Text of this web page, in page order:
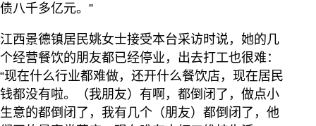
债八千多亿元。”
江西景德镇居民姚女士接受本台采访时说，她的几
个经营餐饮的朋友都已经停业，出去打工也很难：
“现在什么行业都难做，还开什么餐饮店，现在居民
钱都没有啦。（我朋友）有啊，都倒闭了，做点小
生意的都倒闭了，我有几个（朋友）都倒闭了，他